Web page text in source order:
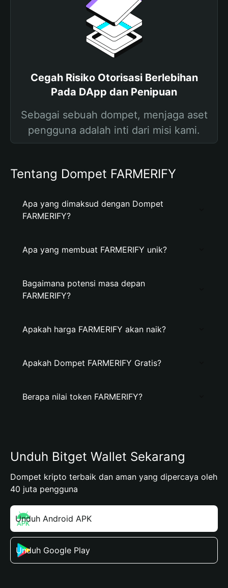
Cegah Risiko Otorisasi Berlebihan
Pada DApp dan Penipuan
Sebagai sebuah dompet, menjaga aset
pengguna adalah inti dari misi kami.
Tentang Dompet FARMERIFY
Apa yang dimaksud dengan Dompet
FARMERIFY?
Apa yang membuat FARMERIFY unik?
Bagaimana potensi masa depan
FARMERIFY?
Apakah harga FARMERIFY akan naik?
Apakah Dompet FARMERIFY Gratis?
Berapa nilai token FARMERIFY?
Unduh Bitget Wallet Sekarang
Dompet kripto terbaik dan aman yang dipercaya oleh
40 juta pengguna
Unduh Android APK
Unduh Google Play